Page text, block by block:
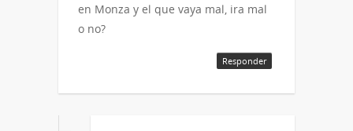
en Monza y el que vaya mal, ira mal
o no?
Responder